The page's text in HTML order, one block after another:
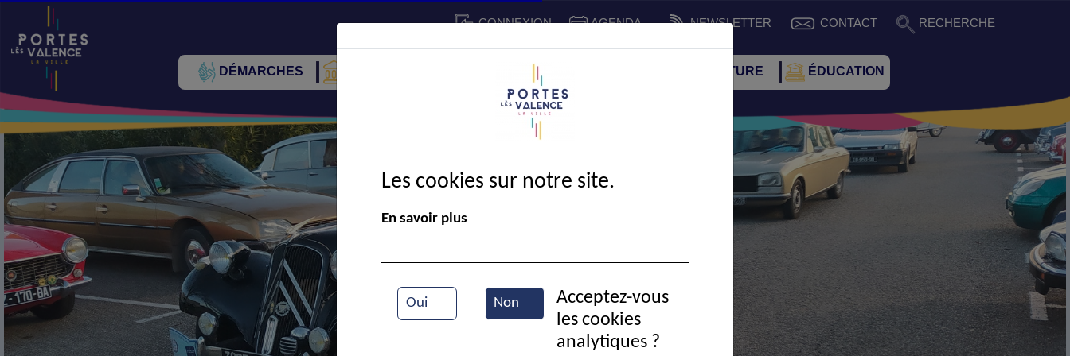
CONNEXION AGENDA NEWSLETTER CONTACT RECHERCHE
DÉMARCHES CADRE DE VIE SPORT ET CULTURE ÉDUCATION
Bourse autos-motos anciennes
Les cookies sur notre site.
En savoir plus
Oui Non
Acceptez-vous
les cookies
analytiques ?